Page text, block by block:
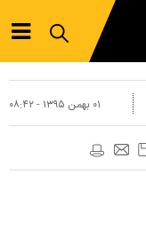
۰۱ بهمن ۱۳۹۵ - ۰۸:۴۲